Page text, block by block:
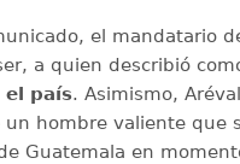
el mandatario
a quien describió
el país. Asimismo,
un hombre valiente que
Guatemala en